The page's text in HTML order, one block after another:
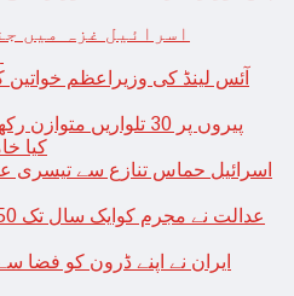
اسرائیل غزہ میں
آئس لینڈ کی وزیراعظم
پیروں پر 30 تلواریں متوازن رکھنے کا عالمی ریکارڈ قائم
کیا
اسرائیل حماس تنازع سے تیسری
ایران نے اپنے ڈرون کو فضا